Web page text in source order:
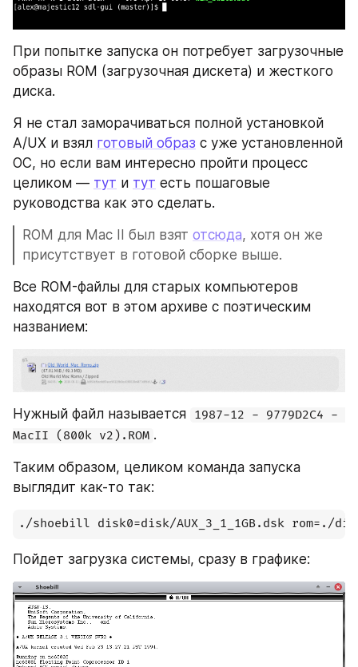
При попытке запуска он потребует загрузочные
образы ROM (загрузочная дискета) и жесткого
диска.
Я не стал заморачиваться полной установкой
A/UX и взял готовый образ с уже установленной
ОС, но если вам интересно пройти процесс
целиком — тут и тут есть пошаговые
руководства как это сделать.
ROM для Mac II был взят отсюда, хотя он же
присутствует в готовой сборке выше.
Все ROM-файлы для старых компьютеров
находятся вот в этом архиве с поэтическим
названием:
Нужный файл называется 1987-12 - 9779D2C4 -
MacII (800k v2).ROM .
Таким образом, целиком команда запуска
выглядит как-то так:
./shoebill disk0=disk/AUX_3_1_1GB.dsk
Пойдет загрузка системы, сразу в графике: